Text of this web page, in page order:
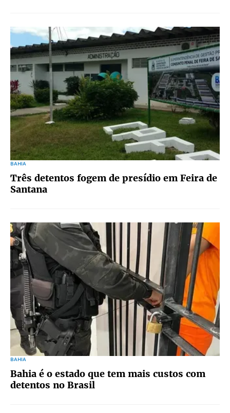
BAHIA
Três detentos fogem de presídio em Feira de
Santana
BAHIA
Bahia é o estado que tem mais custos com
detentos no Brasil